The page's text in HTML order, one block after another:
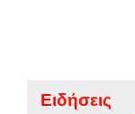
Ειδήσεις